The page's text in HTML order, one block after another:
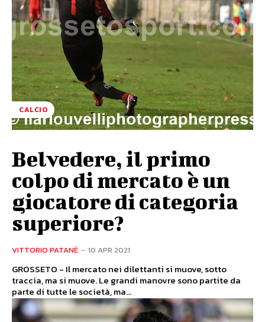
CALCIO
Belvedere, il primo
colpo di mercato è un
giocatore di categoria
superiore?
VITTORIO PATANÈ - 10 APR 2021
GROSSETO - Il mercato nei dilettanti si muove, sotto
traccia, ma si muove. Le grandi manovre sono partite da
parte di tutte le società, ma...